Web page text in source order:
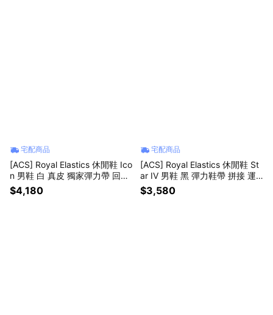
宅配商品
[ACS] Royal Elastics 休閒鞋 Ico
n 男鞋 白 真皮 獨家彈力帶 回彈
經典 膠底 001962008
$4,180
宅配商品
[ACS] Royal Elastics 休閒鞋 St
ar IV 男鞋 黑 彈力鞋帶 拼接 運
動鞋 010361999
$3,580